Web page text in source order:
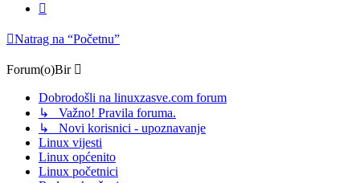
Natrag na “Početnu”
Forum(o)Bir
Dobrodošli na linuxzasve.com forum
↳ Važno! Pravila foruma.
↳ Novi korisnici - upoznavanje
Linux vijesti
Linux općenito
Linux početnici